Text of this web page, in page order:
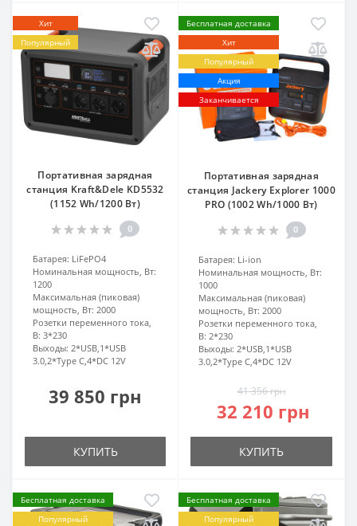
Хит
Популярный
Портативная зарядная
станция Kraft&Dele KD5532
(1152 Wh/1200 Вт)
0
Батарея: LiFePO4
Номинальная мощность, Вт:
1200
Максимальная (пиковая)
мощность, Вт: 2000
Розетки переменного тока,
В: 3*230
Выходы: 2*USB,1*USB
3.0,2*Type C,4*DC 12V
39 850 грн
КУПИТЬ
Бесплатная доставка
Хит
Популярный
Акция
Заканчивается
Портативная зарядная
станция Jackery Explorer 1000
PRO (1002 Wh/1000 Вт)
0
Батарея: Li-ion
Номинальная мощность, Вт:
1000
Максимальная (пиковая)
мощность, Вт: 2000
Розетки переменного тока,
В: 2*230
Выходы: 2*USB,1*USB
3.0,2*Type C,4*DC 12V
41 356 грн
32 210 грн
КУПИТЬ
Бесплатная доставка
Популярный
Бесплатная доставка
Популярный